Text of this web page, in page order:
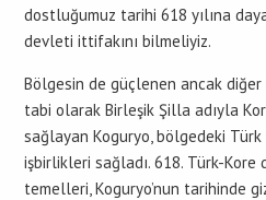
dostluğumuz tarihi 618 yılına
devleti ittifakını bilmeliyiz.
Bölgesin de güçlenen ancak
tabi olarak Birleşik Şilla adıyla
sağlayan Koguryo, bölgedeki
işbirlikleri sağladı. 618. Türk-
temelleri, Koguryo’nun tarihinde